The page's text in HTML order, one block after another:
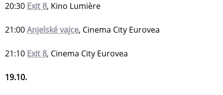
20:30 Exit 8, Kino Lumière
21:00Anjelské vajce, Cinema City Eurovea
21:10 Exit 8, Cinema City Eurovea
19.10.